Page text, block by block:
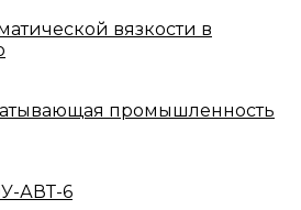
вязкости в
промышленность
АВТ-6